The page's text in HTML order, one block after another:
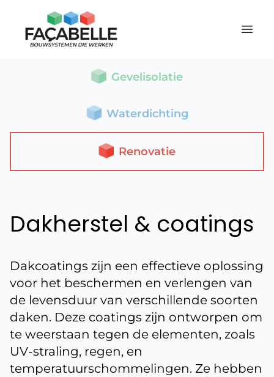
Gevelisolatie
Waterdichting
Renovatie
Dakherstel & coatings
Dakcoatings zijn een effectieve oplossing
voor het beschermen en verlengen van
de levensduur van verschillende soorten
daken. Deze coatings zijn ontworpen om
te weerstaan tegen de elementen, zoals
UV-straling, regen, en
temperatuurschommelingen. Ze hebben